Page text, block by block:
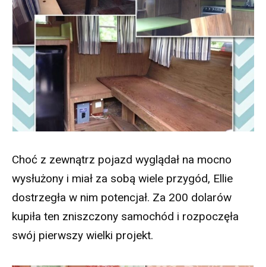
Choć z zewnątrz pojazd wyglądał na mocno
wysłużony i miał za sobą wiele przygód, Ellie
dostrzegła w nim potencjał. Za 200 dolarów
kupiła ten zniszczony samochód i rozpoczęła
swój pierwszy wielki projekt.